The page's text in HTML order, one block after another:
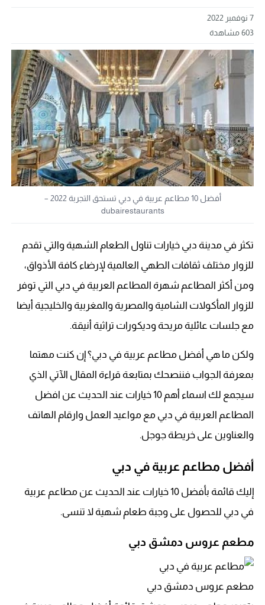
7 نوفمبر 2022
603مشاهدة
أفضل 10 مطاعم عربية في دبي تستحق التجربة 2022 –
dubairestaurants
تكثر في مدينة دبي خيارات تناول الطعام الشهية والتي تقدم
للزوار مختلف ثقافات الطهي العالمية لإرضاء كافة الأذواق،
ومن أكثر المطاعم شهرة المطاعم العربية في دبي التي توفر
للزوار المأكولات الشامية والمصرية والمغربية والخليجية أيضا
مع جلسات عائلية مريحة وديكورات تراثية أنيقة.
ولكن ما هي أفضل مطاعم عربية في دبي؟ إن كنت مهتما
بمعرفة الجواب فننصحك بمتابعة قراءة المقال الآتي الذي
سيجمع لك اسماء أهم 10 خيارات عند الحديث عن افضل
المطاعم العربية في دبي مع مواعيد العمل وارقام الهاتف
والعناوين على خريطة جوجل.
أفضل مطاعم عربية في دبي
إليك قائمة بأفضل 10 خيارات عند الحديث عن مطاعم عربية
في دبي للحصول على وجبة طعام شهية لا تنسى.
مطعم عروس دمشق دبي
مطعم عروس دمشق دبي